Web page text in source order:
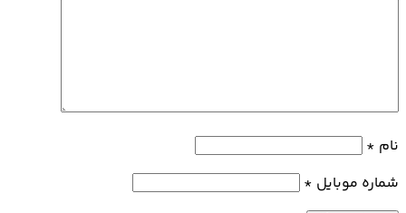
نام *
شماره موبایل *